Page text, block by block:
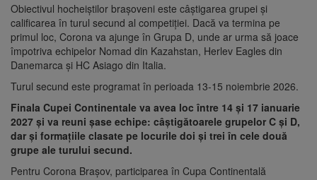
Obiectivul hocheiștilor brașoveni este câștigarea grupei și
calificarea în turul secund al competiției. Dacă va termina pe
primul loc, Corona va ajunge în Grupa D, unde ar urma să joace
împotriva echipelor Nomad din Kazahstan, Herlev Eagles din
Danemarca și HC Asiago din Italia.
Turul secund este programat în perioada 13-15 noiembrie 2026.
Finala Cupei Continentale va avea loc între 14 și 17 ianuarie
2027 și va reuni șase echipe: câștigătoarele grupelor C și D,
dar și formațiile clasate pe locurile doi și trei în cele două
grupe ale turului secund.
Pentru Corona Brașov, participarea în Cupa Continentală